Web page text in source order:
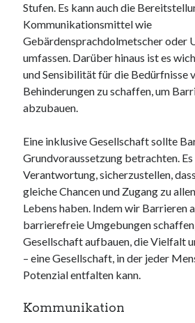
Stufen. Es kann auch die
Kommunikationsmittel wie
Gebärdensprachdolmetscher oder
umfassen. Darüber hinaus ist es
und Sensibilität für die Bedürfnisse
Behinderungen zu schaffen, um
abzubauen.
Eine inklusive Gesellschaft sollte
Grundvoraussetzung betrachten. Es
Verantwortung, sicherzustellen,
gleiche Chancen und Zugang zu
Lebens haben. Indem wir Barrieren
barrierefreie Umgebungen
Gesellschaft aufbauen, die Vielfalt
– eine Gesellschaft, in der jeder
Potenzial entfalten kann.
Kommunikation